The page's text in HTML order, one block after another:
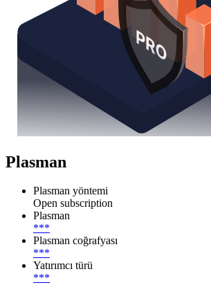
Plasman
Plasman yöntemi
Open subscription
Plasman
***
Plasman coğrafyası
***
Yatırımcı türü
***